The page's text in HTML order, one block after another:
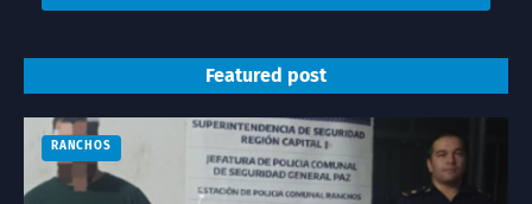
Featured post
RANCHOS